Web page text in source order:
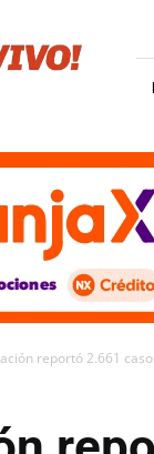
reportó 2.661